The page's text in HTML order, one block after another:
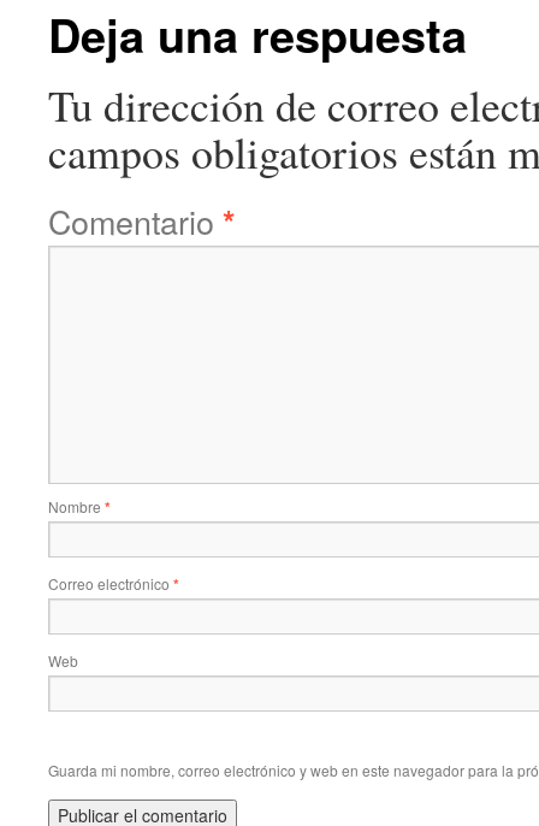
Deja una respuesta
Tu dirección de correo
campos obligatorios están
Comentario *
Nombre *
Correo electrónico *
Web
Guarda mi nombre, correo electrónico y web en este navegador para la